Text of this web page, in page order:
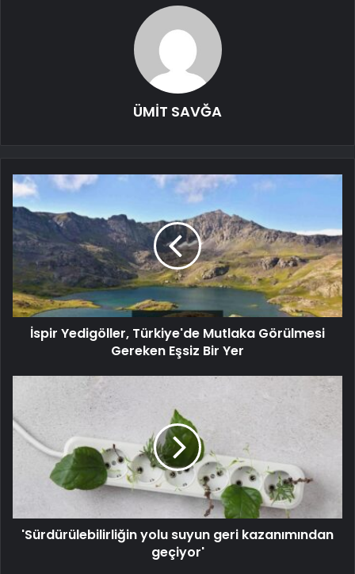
ÜMİT SAVĞA
İspir Yedigöller, Türkiye'de Mutlaka Görülmesi
Gereken Eşsiz Bir Yer
'Sürdürülebilirliğin yolu suyun geri kazanımından
geçiyor'